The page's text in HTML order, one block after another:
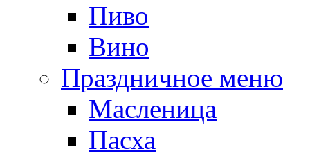
Пиво
Вино
Праздничное меню
Масленица
Пасха